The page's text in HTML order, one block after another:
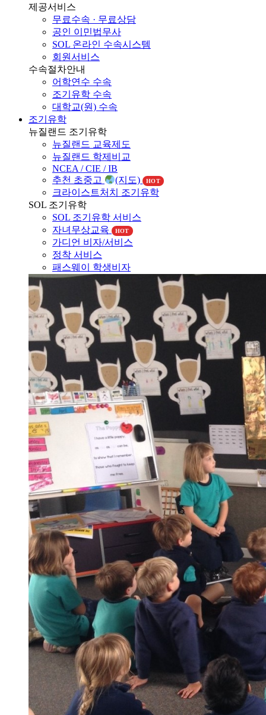
무료수속 · 무료상담
공인 이민법무사
SOL 온라인 수속시스템
회원서비스
수속절차안내
어학연수 수속
조기유학 수속
대학교(원) 수속
조기유학
뉴질랜드 조기유학
뉴질랜드 교육제도
뉴질랜드 학제비교
NCEA / CIE / IB
추천 초중고
(지도)
크라이스트처치 조기유학
SOL 조기유학
SOL 조기유학 서비스
자녀무상교육
HOT
가디언 비자/서비스
정착 서비스
패스웨이 학생비자